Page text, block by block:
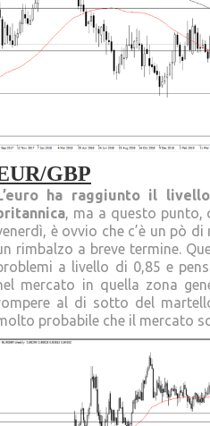
GBP
ha raggiunto il
, ma a questo punto,
è ovvio che c’è un pò
rimbalzo a breve termine.
a livello di 0,85 e
mercato in quella zona
al di sotto del
probabile che il mercato